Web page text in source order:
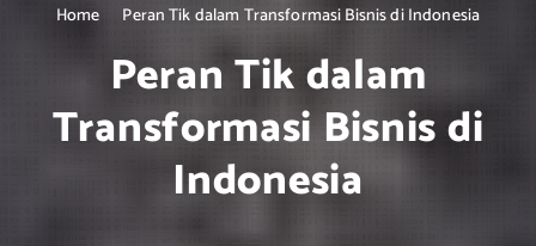
Home Peran Tik dalam Transformasi Bisnis di Indonesia
Peran Tik dalam
Transformasi Bisnis di
Indonesia